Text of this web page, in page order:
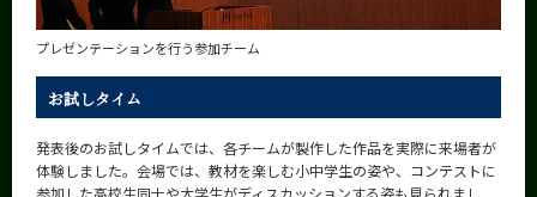
プレゼンテーションを行う参加チーム
お試しタイム
発表後のお試しタイムでは、各チームが製作した作品を実際に来場者が
体験しました。会場では、教材を楽しむ小中学生の姿や、コンテストに
参加した高校生同士や大学生がディスカッションする姿も見られまし